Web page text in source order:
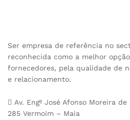
Ser empresa de referência no
reconhecida como a melhor
fornecedores, pela qualidade de
e relacionamento.
Av. Engº José Afonso Moreira
285 Vermoim – Maia